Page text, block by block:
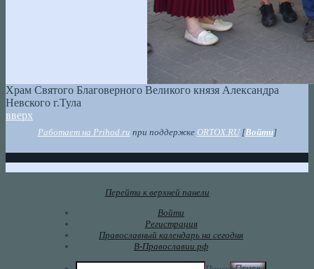
Храм Святого Благоверного Великого князя Александра
Невского г.Тула
вверх
Работает на Prihod.ru при поддержке ORTOX.RU[Войти]
Перейти к верхней панели
Войти
Регистрация
Православный календарь на сегодня
В-Православии.рф